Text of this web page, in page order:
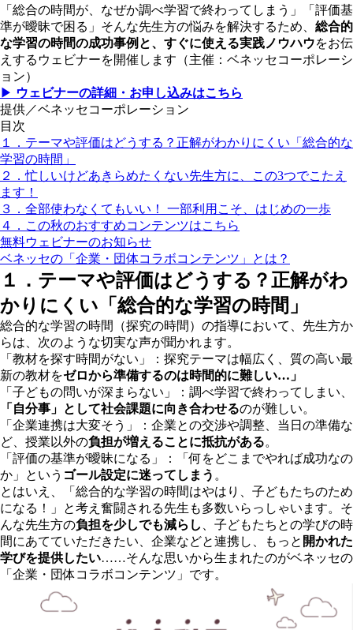
「総合の時間が、なぜか調べ学習で終わってしまう」「評価基
準が曖昧で困る」そんな先生方の悩みを解決するため、 総合的
な学習の時間の成功事例と、すぐに使える実践ノウハウをお伝
えするウェビナーを開催します（主催：ベネッセコーポレーシ
ョン）
▶ ウェビナーの詳細・お申し込みはこちら
提供／ベネッセコーポレーション
目次
１．テーマや評価はどうする？正解がわかりにくい「総合的な
学習の時間」
２．忙しいけどあきらめたくない先生方に、この3つでこたえ
ます！
３．全部使わなくてもいい！ 一部利用こそ、はじめの一歩
４．この秋のおすすめコンテンツはこちら
無料ウェビナーのお知らせ
ベネッセの「企業・団体コラボコンテンツ」とは？
１．テーマや評価はどうする？正解がわ
かりにくい「総合的な学習の時間」
総合的な学習の時間（探究の時間）の指導において、先生方か
らは、次のような切実な声が聞かれます。
「教材を探す時間がない」：探究テーマは幅広く、質の高い最
新の教材をゼロから準備するのは時間的に難しい…」
「子どもの問いが深まらない」：調べ学習で終わってしまい、
「自分事」として社会課題に向き合わせるのが難しい。
「企業連携は大変そう」：企業との交渉や調整、当日の準備な
ど、授業以外の負担が増えることに抵抗がある。
「評価の基準が曖昧になる」：「何をどこまでやれば成功なの
か」という ゴール設定に迷ってしまう 。
とはいえ、「総合的な学習の時間はやはり、子どもたちのため
になる！」と考え奮闘される先生も多数いらっしゃいます。そ
んな先生方の負担を少しでも減らし
、子どもたちとの学びの時
間にあてていただきたい、企業などと連携し、もっと 開かれた
学びを提供したい……そんな思いから生まれたのがベネッセの
「企業・団体コラボコンテンツ」です。